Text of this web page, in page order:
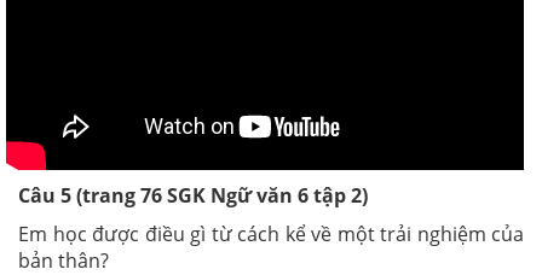
Câu 5 (trang 76 SGK Ngữ văn 6 tập 2)
Em học được điều gì từ cách kể về một trải nghiệm của
bản thân?